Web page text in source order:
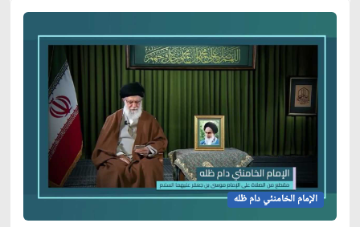
الإمام الخامنئي دام ظله